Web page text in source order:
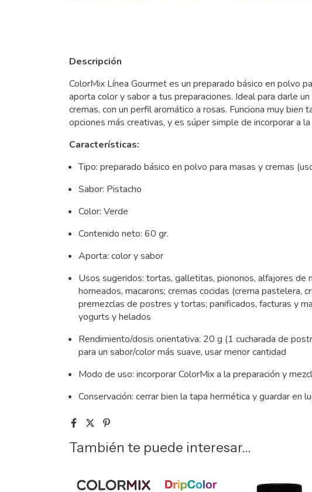
Descripción
ColorMix Línea Gourmet es un preparado básico en polvo
aporta color y sabor a tus preparaciones. Ideal para darle
cremas, con un perfil aromático a rosas. Funciona muy bien
opciones más creativas, y es súper simple de incorporar a la
Características:
Tipo: preparado básico en polvo para masas y cremas
Sabor: Pistacho
Color: Verde
Contenido neto: 60 gr.
Aporta: color y sabor
Usos sugeridos: tortas, galletitas, piononos, alfajores de
horneados, macarons; cremas cocidas (crema pastelera,
premezclas de postres y tortas; panificados, facturas y
yogurts y helados
Rendimiento/dosis orientativa: 20 g (1 cucharada de
para un sabor/color más suave, usar menor cantidad
Modo de uso: incorporar ColorMix a la preparación y
Conservación: cerrar bien la tapa hermética y guardar en
También te puede interesar...